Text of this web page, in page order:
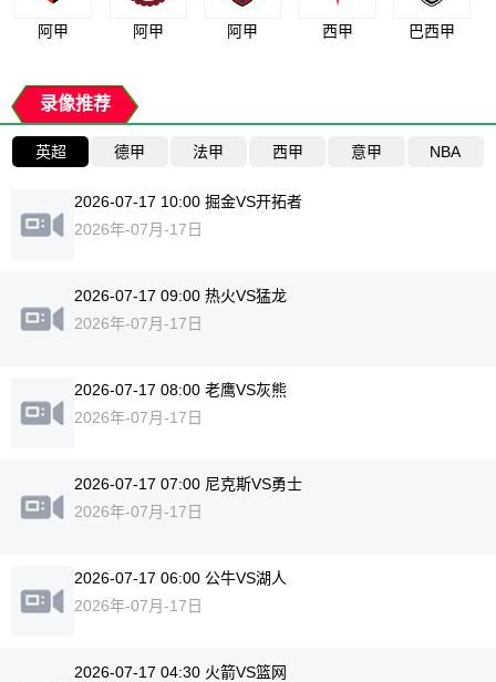
阿甲 阿甲 阿甲 西甲 巴西甲
录像推荐
英超 德甲 法甲 西甲 意甲 NBA
2026-07-17 10:00 掘金VS开拓者
2026年-07月-17日
2026-07-17 09:00 热火VS猛龙
2026年-07月-17日
2026-07-17 08:00 老鹰VS灰熊
2026年-07月-17日
2026-07-17 07:00 尼克斯VS勇士
2026年-07月-17日
2026-07-17 06:00 公牛VS湖人
2026年-07月-17日
2026-07-17 04:30 火箭VS篮网